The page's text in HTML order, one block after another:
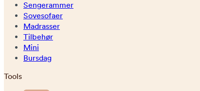
Sengerammer
Sovesofaer
Madrasser
Tilbehør
Mini
Bursdag
Tools